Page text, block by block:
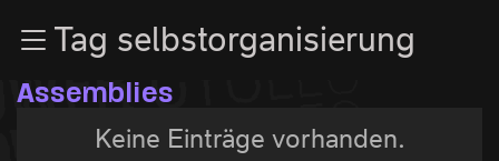
Zum InhaltTag selbstorganisierung
Assemblies
Keine Einträge vorhanden.